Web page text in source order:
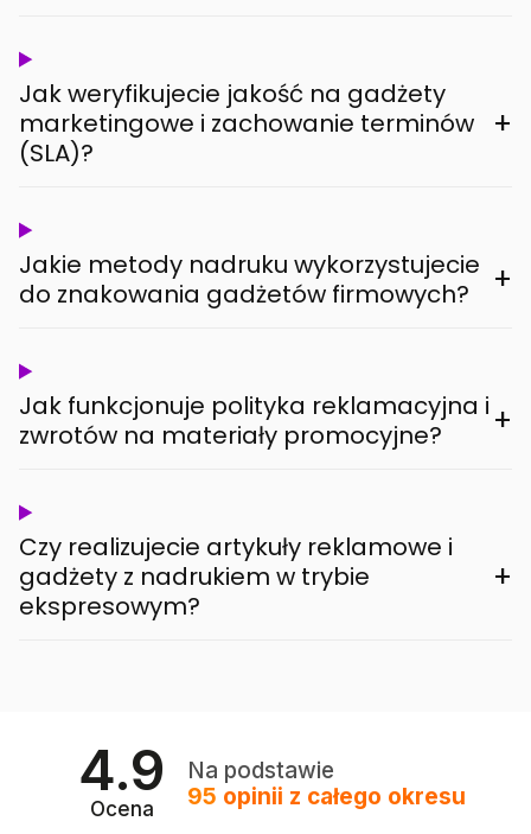
Jak weryfikujecie jakość na gadżety
marketingowe i zachowanie terminów
(SLA)?
+
Jakie metody nadruku wykorzystujecie
do znakowania gadżetów firmowych?
+
Jak funkcjonuje polityka reklamacyjna i
zwrotów na materiały promocyjne?
+
Czy realizujecie artykuły reklamowe i
gadżety z nadrukiem w trybie
ekspresowym?
+
4.9
Ocena
Na podstawie
95 opinii z całego okresu